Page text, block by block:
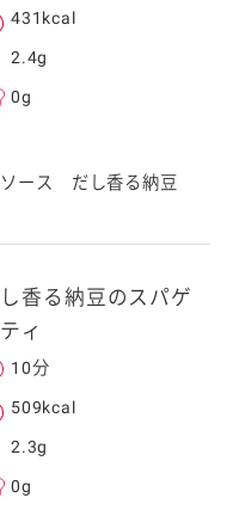
431kcal
2.4g
0g
ソース だし香る納豆
香る納豆のスパゲ
ィ
10分
509kcal
2.3g
0g